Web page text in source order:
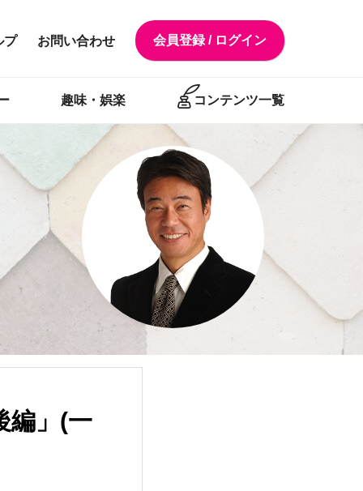
会員登録 / ログイン
お問い合わせ
プ
趣味・娯楽 コンテンツ一覧
編」(一